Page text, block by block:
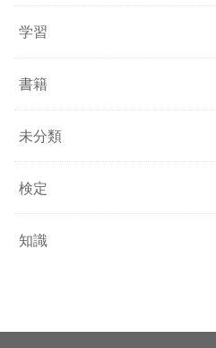
学習
書籍
未分類
検定
知識